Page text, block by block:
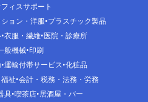
ィスサポート
ョン・洋服 プラスチック製品
衣服・繊維 医院・診療所
般機械 印刷
運輸付帯サービス 化粧品
祉 会計・税務・法務・労務
具 喫茶店 居酒屋・バー